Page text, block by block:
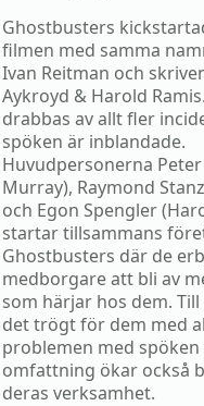
Ghostbusters
filmen med samma
Ivan Reitman och
Aykroyd & Harold
drabbas av allt fler
spöken är inblandade.
Huvudpersonerna
Murray), Raymond
och Egon Spengler
startar tillsammans
Ghostbusters där de
medborgare att bli av
som härjar hos dem.
det trögt för dem med
problemen med
omfattning ökar också
deras verksamhet.